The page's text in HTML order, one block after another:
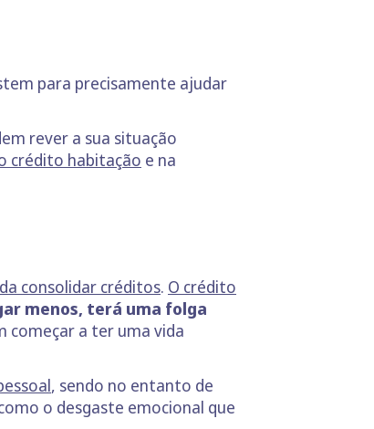
para precisamente ajudar
rever a sua situação
crédito habitação e na
consolidar créditos. O crédito
menos, terá uma folga
começar a ter uma vida
, sendo no entanto de
o desgaste emocional que